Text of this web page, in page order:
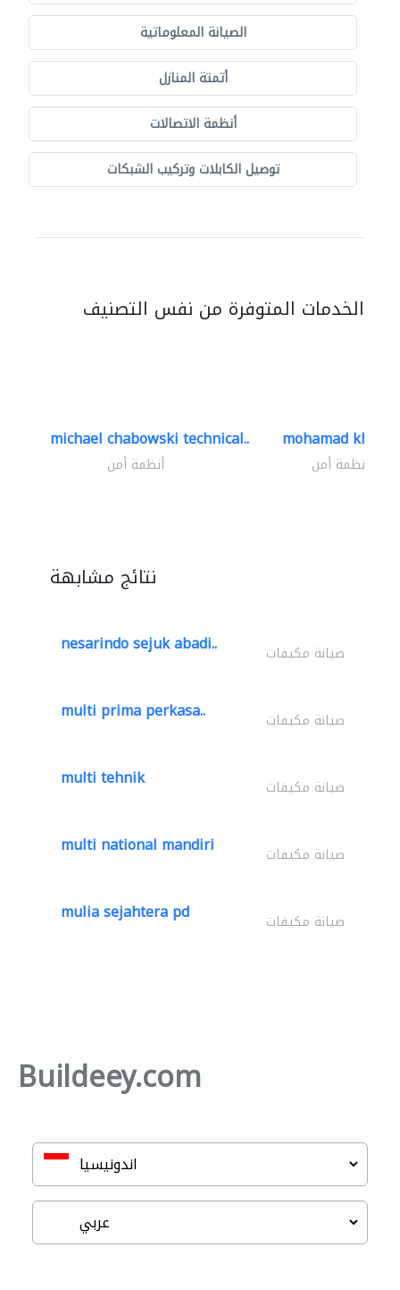
الصيانة المعلوماتية
أتمتة المنازل
أنظمة الاتصالات
توصيل الكابلات وتركيب الشبكات
الخدمات المتوفرة من نفس التصنيف
michael chabowski technical..
أنظمة أمن
mohamad khayat
أنظمة أمن
نتائج مشابهة
nesarindo sejuk abadi.. صيانة مكيفات
multi prima perkasa.. صيانة مكيفات
multi tehnik صيانة مكيفات
multi national mandiri صيانة مكيفات
mulia sejahtera pd صيانة مكيفات
Buildeey.com